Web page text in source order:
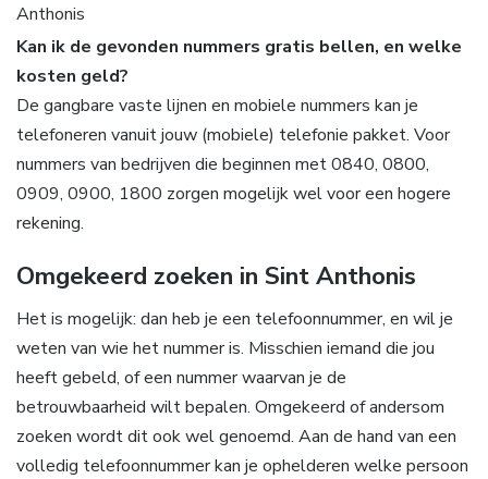
Anthonis
Kan ik de gevonden nummers gratis bellen, en welke
kosten geld?
De gangbare vaste lijnen en mobiele nummers kan je
telefoneren vanuit jouw (mobiele) telefonie pakket. Voor
nummers van bedrijven die beginnen met 0840, 0800,
0909, 0900, 1800 zorgen mogelijk wel voor een hogere
rekening.
Omgekeerd zoeken in Sint Anthonis
Het is mogelijk: dan heb je een telefoonnummer, en wil je
weten van wie het nummer is. Misschien iemand die jou
heeft gebeld, of een nummer waarvan je de
betrouwbaarheid wilt bepalen. Omgekeerd of andersom
zoeken wordt dit ook wel genoemd. Aan de hand van een
volledig telefoonnummer kan je ophelderen welke persoon